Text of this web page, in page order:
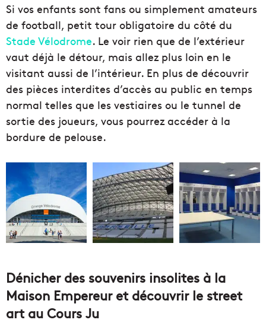
Si vos enfants sont fans ou simplement amateurs
de football, petit tour obligatoire du côté du
Stade Vélodrome. Le voir rien que de l’extérieur
vaut déjà le détour, mais allez plus loin en le
visitant aussi de l’intérieur. En plus de découvrir
des pièces interdites d’accès au public en temps
normal telles que les vestiaires ou le tunnel de
sortie des joueurs, vous pourrez accéder à la
bordure de pelouse.
Dénicher des souvenirs insolites à la
Maison Empereur et découvrir le street
art au Cours Ju